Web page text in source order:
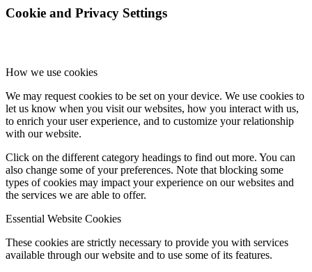
Cookie and Privacy Settings
How we use cookies
We may request cookies to be set on your device. We use cookies to
let us know when you visit our websites, how you interact with us,
to enrich your user experience, and to customize your relationship
with our website.
Click on the different category headings to find out more. You can
also change some of your preferences. Note that blocking some
types of cookies may impact your experience on our websites and
the services we are able to offer.
Essential Website Cookies
These cookies are strictly necessary to provide you with services
available through our website and to use some of its features.